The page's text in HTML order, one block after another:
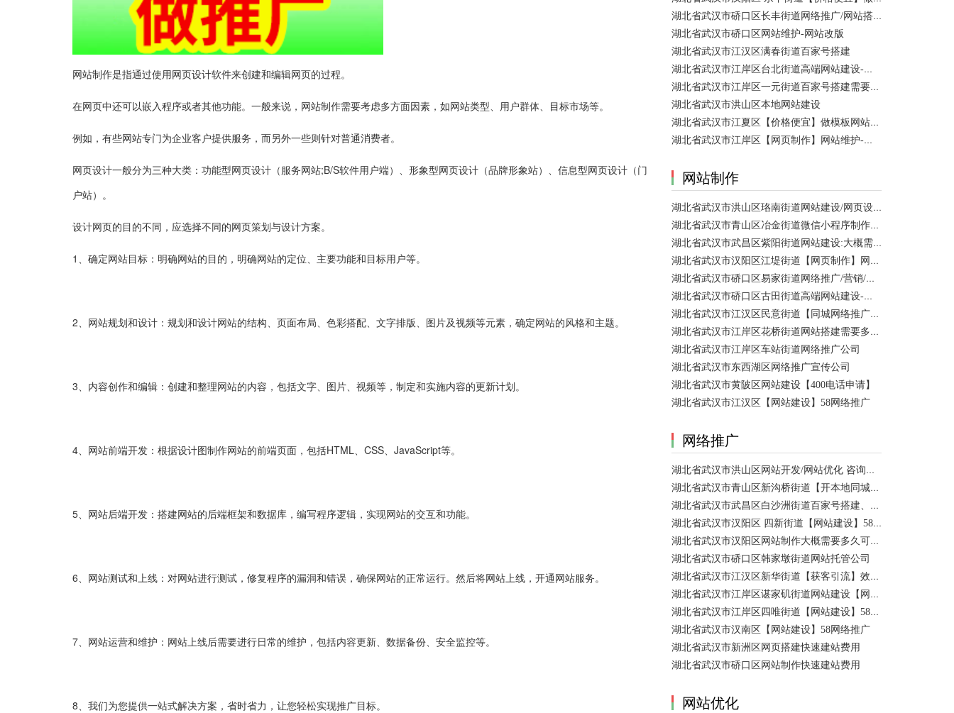
网站制作是指通过使用网页设计软件来创建和编辑网页的过程。
在网页中还可以嵌入程序或者其他功能。一般来说，网站制作需要考虑多方面因素，如网站类型、用户群体、目标市场等。
例如，有些网站专门为企业客户提供服务，而另外一些则针对普通消费者。
网页设计一般分为三种大类：功能型网页设计（服务网站;B/S软件用户端）、形象型网页设计（品牌形象站）、信息型网页设计（门
户站）。
设计网页的目的不同，应选择不同的网页策划与设计方案。
1、确定网站目标：明确网站的目的，明确网站的定位、主要功能和目标用户等。
2、网站规划和设计：规划和设计网站的结构、页面布局、色彩搭配、文字排版、图片及视频等元素，确定网站的风格和主题。
3、内容创作和编辑：创建和整理网站的内容，包括文字、图片、视频等，制定和实施内容的更新计划。
4、网站前端开发：根据设计图制作网站的前端页面，包括HTML、CSS、JavaScript等。
5、网站后端开发：搭建网站的后端框架和数据库，编写程序逻辑，实现网站的交互和功能。
6、网站测试和上线：对网站进行测试，修复程序的漏洞和错误，确保网站的正常运行。然后将网站上线，开通网站服务。
7、网站运营和维护：网站上线后需要进行日常的维护，包括内容更新、数据备份、安全监控等。
8、我们为您提供一站式解决方案，省时省力，让您轻松实现推广目标。
湖北省武汉市硚口区长丰街道网络推广/网站搭建需要多少钱？
湖北省武汉市硚口区网站维护-网站改版
湖北省武汉市江汉区满春街道百家号搭建
湖北省武汉市江岸区台北街道高端网站建设-【网站建设】做一个网站大概需要多少钱？
湖北省武汉市江岸区一元街道百家号搭建需要多少钱？
湖北省武汉市洪山区本地网站建设
湖北省武汉市江夏区【价格便宜】做模板网站需要多少钱？
湖北省武汉市江岸区【网页制作】网站维护-网站改版
网站制作
湖北省武汉市洪山区珞南街道网站建设/网页设计 咨询服务
湖北省武汉市青山区冶金街道微信小程序制作公司/网站制作 咨询服务
湖北省武汉市武昌区紫阳街道网站建设:大概需要多久可以制作好？
湖北省武汉市汉阳区江堤街道【网页制作】网站维护 咨询服务
湖北省武汉市硚口区易家街道网络推广/营销/宣传公司
湖北省武汉市硚口区古田街道高端网站建设-百家号注册
湖北省武汉市江汉区民意街道【同城网络推广】店铺推广
湖北省武汉市江岸区花桥街道网站搭建需要多少钱？
湖北省武汉市江岸区车站街道网络推广公司
湖北省武汉市东西湖区网络推广宣传公司
湖北省武汉市黄陂区网站建设【400电话申请】
湖北省武汉市江汉区【网站建设】58网络推广
网络推广
湖北省武汉市洪山区网站开发/网站优化 咨询服务
湖北省武汉市青山区新沟桥街道【开本地同城会员推广】百度推广费用 咨询服务
湖北省武汉市武昌区白沙洲街道百家号搭建、设置【网站建设一条龙】
湖北省武汉市汉阳区 四新街道【网站建设】58网络推广 咨询服务
湖北省武汉市汉阳区网站制作大概需要多久可以制作好？
湖北省武汉市硚口区韩家墩街道网站托管公司
湖北省武汉市江汉区新华街道【获客引流】效果好价格便宜网络推广营销宣传公司
湖北省武汉市江岸区谌家矶街道网站建设【网页制作】网站维护-网站改版
湖北省武汉市江岸区四唯街道【网站建设】58网络推广
湖北省武汉市汉南区【网站建设】58网络推广
湖北省武汉市新洲区网页搭建快速建站费用
湖北省武汉市硚口区网站制作快速建站费用
网站优化